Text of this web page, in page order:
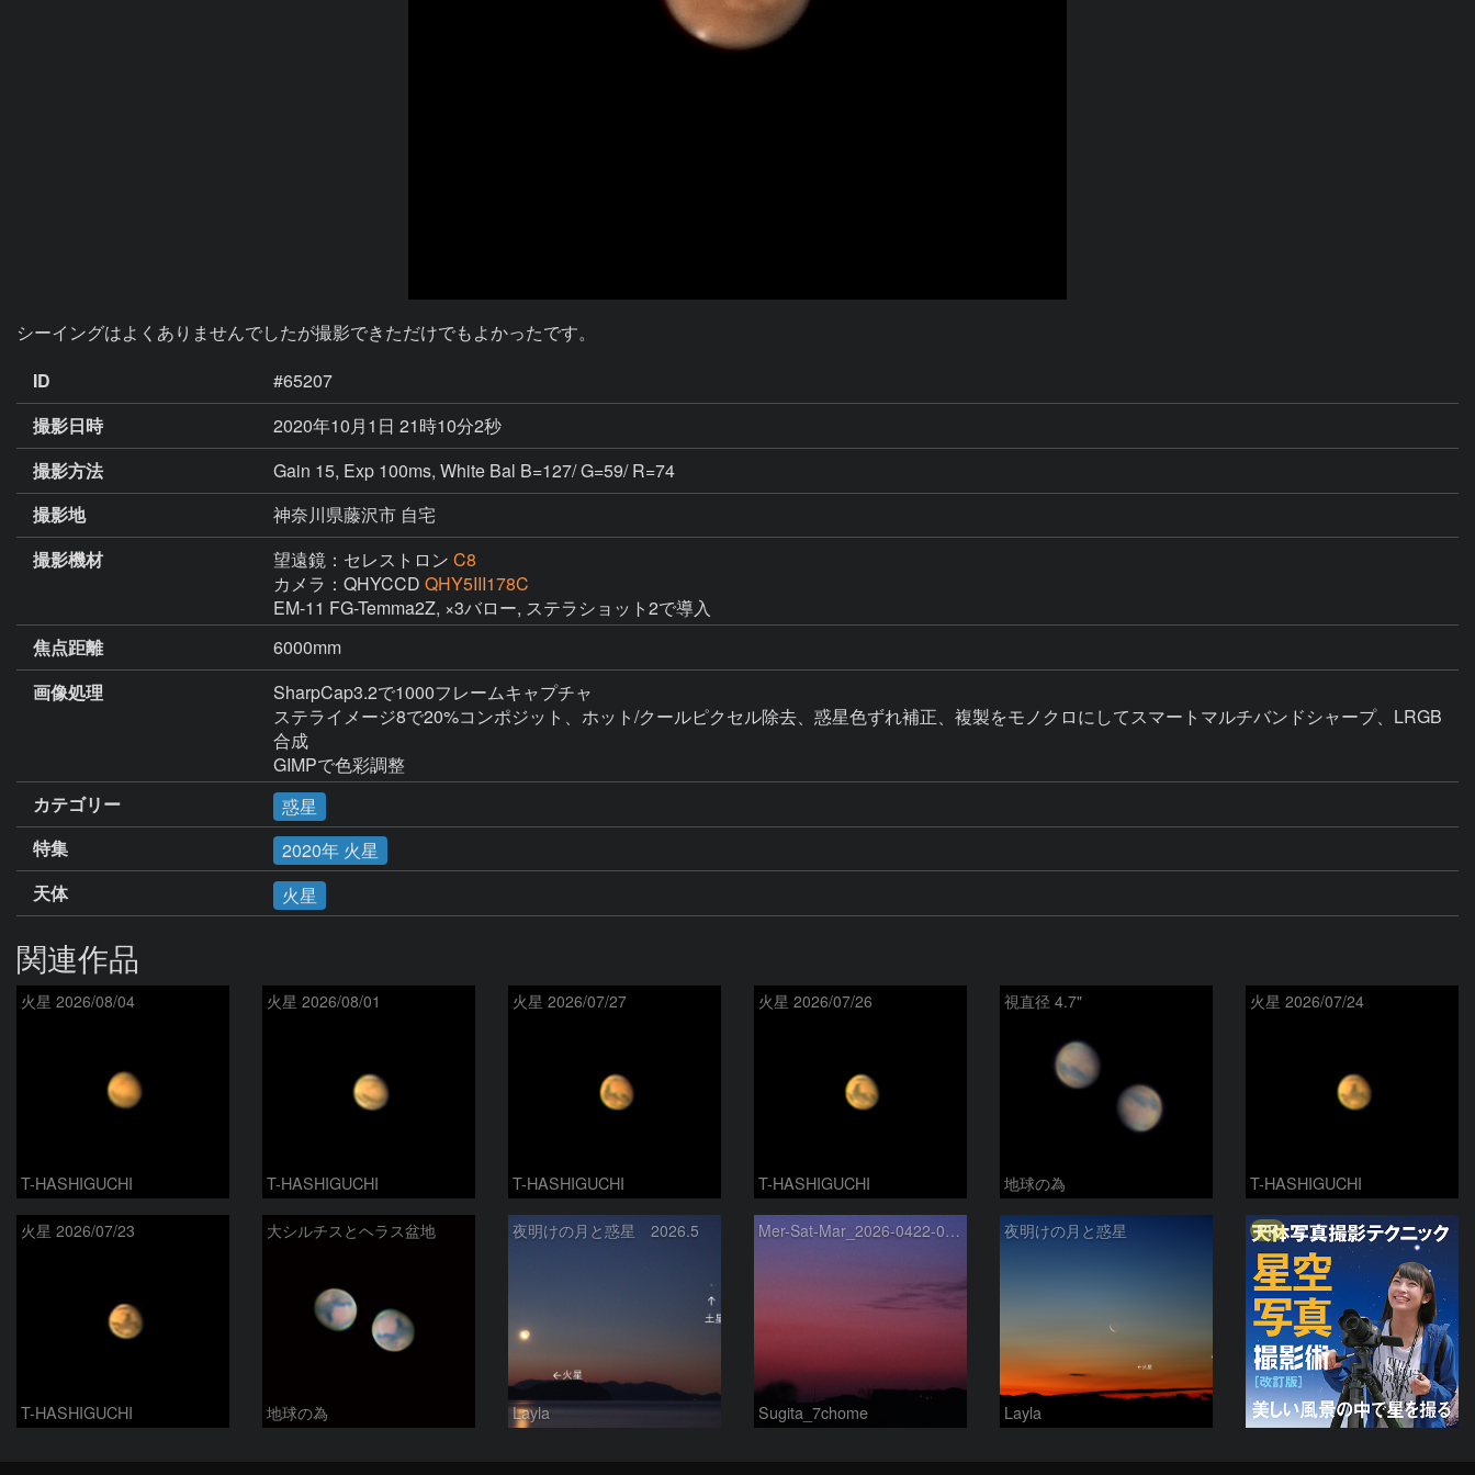
シーイングはよくありませんでしたが撮影できただけでもよかったです。
ID
#65207
撮影日時
2020年10月1日 21時10分2秒
撮影方法
Gain 15, Exp 100ms, White Bal B=127/ G=59/ R=74
撮影地
神奈川県藤沢市 自宅
撮影機材
望遠鏡：セレストロン C8
カメラ：QHYCCD QHY5III178C
EM-11 FG-Temma2Z, ×3バロー, ステラショット2で導入
焦点距離
6000mm
画像処理
SharpCap3.2で1000フレームキャプチャ
ステライメージ8で20%コンポジット、ホット/クールピクセル除去、惑星色ずれ補正、複製をモノクロにしてスマートマルチバンドシャープ、LRGB
合成
GIMPで色彩調整
カテゴリー
惑星
特集
2020年 火星
天体
火星
関連作品
火星 2026/08/04
T-HASHIGUCHI
火星 2026/08/01
T-HASHIGUCHI
火星 2026/07/27
T-HASHIGUCHI
火星 2026/07/26
T-HASHIGUCHI
視直径 4.7"
地球の為
火星 2026/07/24
T-HASHIGUCHI
火星 2026/07/23
T-HASHIGUCHI
大シルチスとヘラス盆地
地球の為
夜明けの月と惑星 2026.5
Layla
Mer-Sat-Mar_2026-0422-0430
Sugita_7chome
夜明けの月と惑星
Layla
PR